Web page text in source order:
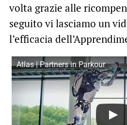
volta grazie alle
seguito vi lasciamo un
l’efficacia
Atlas | Partners in Parkour